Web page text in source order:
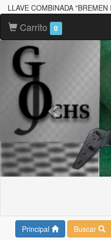
LLAVE COMBINADA
Carrito 0
Principal Buscar